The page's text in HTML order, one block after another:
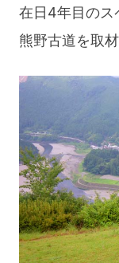
在日4年目のス
熊野古道を取